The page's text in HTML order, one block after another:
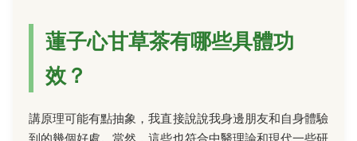
蓮子心甘草茶有哪些具體功
效？
講原理可能有點抽象，我直接說說我身邊朋友和自身體驗